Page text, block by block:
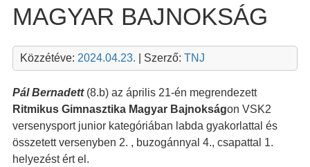
MAGYAR BAJNOKSÁG
Közzétéve: 2024.04.23. | Szerző: TNJ
Pál Bernadett(8.b) az április 21-én megrendezett
Ritmikus Gimnasztika Magyar Bajnokságon VSK2
versenysport junior kategóriában labda gyakorlattal és
összetett versenyben 2. , buzogánnyal 4., csapattal 1.
helyezést ért el.